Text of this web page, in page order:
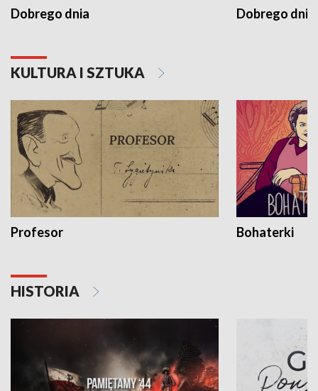
Dobrego dnia Dobrego dnia
KULTURA I SZTUKA
Profesor Bohaterki
HISTORIA